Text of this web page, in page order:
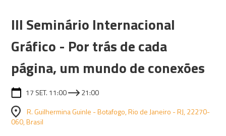
III Seminário Internacional
Gráfico - Por trás de cada
página, um mundo de conexões
17 SET. 11:00
21:00
R. Guilhermina Guinle - Botafogo, Rio de Janeiro - RJ, 22270-
060, Brasil